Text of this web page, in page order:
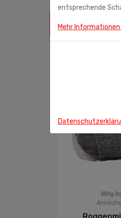
ÄHNLICHE
350g
entsprechende
Mehr Informationen